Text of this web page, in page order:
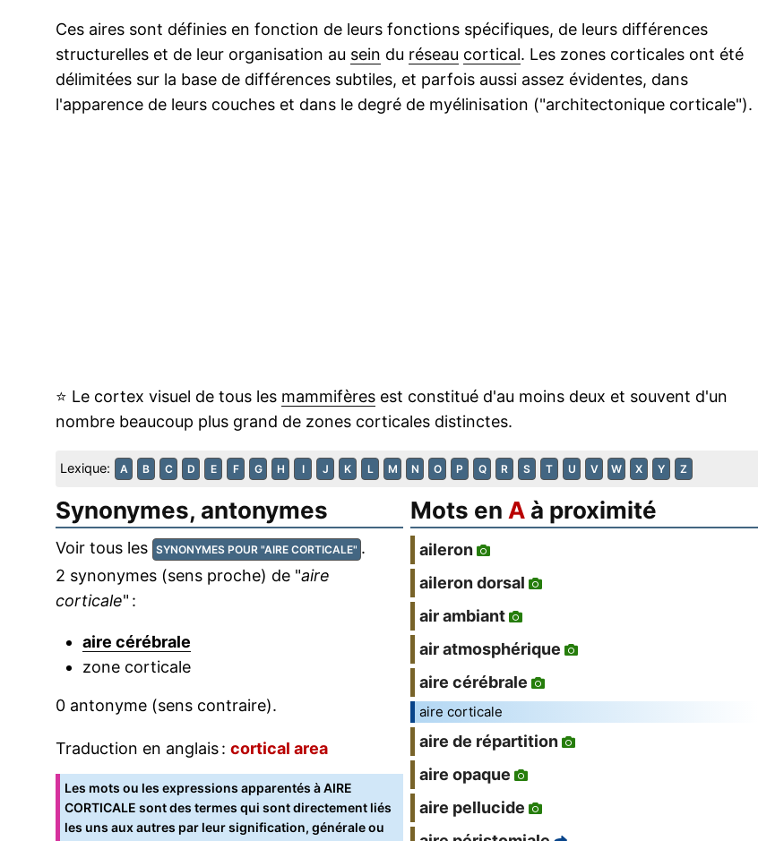
Ces aires sont définies en fonction de leurs fonctions spécifiques, de leurs différences
structurelles et de leur organisation au sein du réseau cortical. Les zones corticales ont été
délimitées sur la base de différences subtiles, et parfois aussi assez évidentes, dans
l'apparence de leurs couches et dans le degré de myélinisation ("architectonique corticale").
⭐ Le cortex visuel de tous les mammifères est constitué d'au moins deux et souvent d'un
nombre beaucoup plus grand de zones corticales distinctes.
Lexique: A B C D E F G H I J K L M N O P Q R S T U V W X Y Z
Synonymes, antonymes
Voir tous les SYNONYMES POUR "AIRE CORTICALE" .
2 synonymes (sens proche) de "aire
corticale" :
aire cérébrale
zone corticale
0 antonyme (sens contraire).
Traduction en anglais : cortical area
Les mots ou les expressions apparentés à AIRE
CORTICALE sont des termes qui sont directement liés
les uns aux autres par leur signification, générale ou
Mots enA à proximité
aileron
aileron dorsal
air ambiant
air atmosphérique
aire cérébrale
aire corticale
aire de répartition
aire opaque
aire pellucide